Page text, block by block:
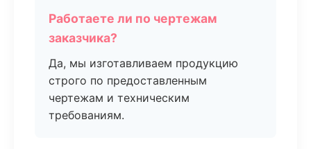
Работаете ли по чертежам
заказчика?
Да, мы изготавливаем продукцию
строго по предоставленным
чертежам и техническим
требованиям.